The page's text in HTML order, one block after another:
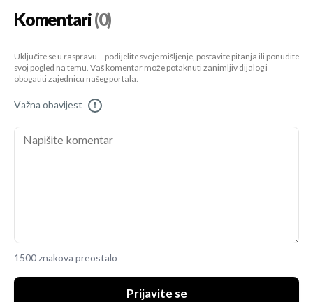
Komentari(0)
Uključite se u raspravu – podijelite svoje mišljenje, postavite pitanja ili ponudite
svoj pogled na temu. Vaš komentar može potaknuti zanimljiv dijalog i
obogatiti zajednicu našeg portala.
Važna obavijest !
1500 znakova preostalo
Prijavite se